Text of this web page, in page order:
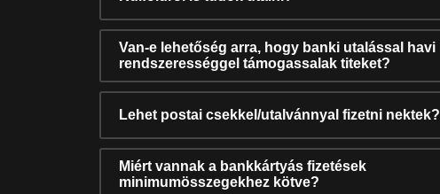
Van-e lehetőség arra, hogy banki utalással havi
rendszerességgel támogassalak titeket?
Lehet postai csekkel/utalvánnyal fizetni nektek?
Miért vannak a bankkártyás fizetések
minimumösszegekhez kötve?